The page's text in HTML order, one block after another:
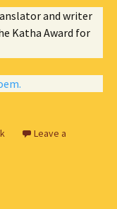
and writer
Katha Award for
Leave a